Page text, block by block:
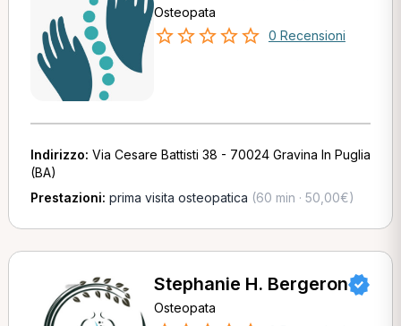
Osteopata
0 Recensioni
Indirizzo: Via Cesare Battisti 38 - 70024 Gravina In Puglia
(BA)
Prestazioni: prima visita osteopatica (60 min · 50,00€)
Stephanie H. Bergeron
Osteopata